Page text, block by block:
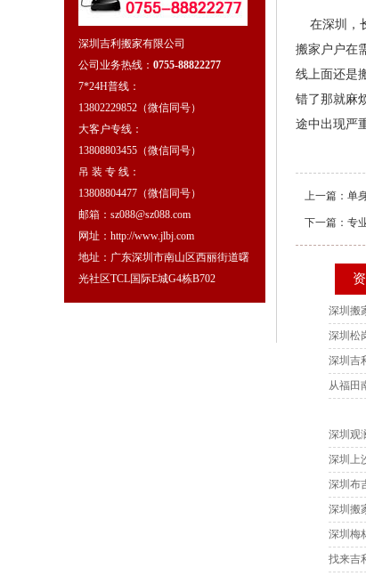
深圳吉利搬家有限公司
公司业务热线： 0755-88822277
7*24H普线：
13802229852（微信同号）
大客户专线：
13808803455（微信同号）
吊 装 专 线：
13808804477（微信同号）
邮箱：sz088@sz088.com
网址：http://www.jlbj.com
地址：广东深圳市南山区西丽街道曙
光社区TCL国际E城G4栋B702
在深圳，
搬家户户在
线上面还是
错了那就麻
途中出现严
上一篇： 单
下一篇： 专
深圳搬
深圳松
深圳吉
从福田
深圳观
深圳上
深圳布
深圳搬
深圳梅
找来吉